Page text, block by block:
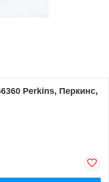
Perkins, Перкинс,